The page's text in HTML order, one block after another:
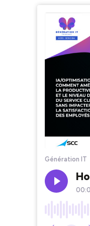
Génération IT